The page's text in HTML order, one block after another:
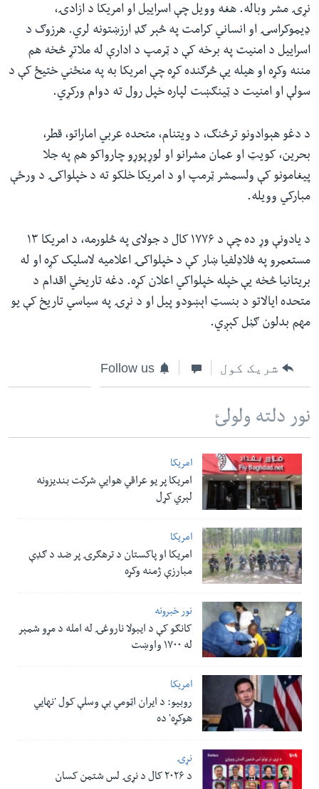
نړۍ مشر وباله. هغه وویل چې اسراییل او امریکا د ازادۍ،
ډیموکراسۍ او انساني کرامت په څېر ګډ ارزښتونه لري. هرزوګ د
اسراییل د امنیت په برخه کې د ټرمپ د ادارې له ملاتړ څخه هم
مننه وکړه او هیله یې څرګنده کړه چې امریکا به په منځني ختیځ کې د
سولې او امنیت د ټینګښت لپاره خپل رول ته دوام ورکړي.
د دغو هېوادونو ترڅنګ، د ویتنام، متحده عربي اماراتو، قطر،
بحرین، کویټ او عمان مشرانو او لوړپوړو چارواکو هم په جلا
پیغامونو کې ولسمشر ټرمپ او د امریکا خلکو ته د خپلواکۍ د ورځې
مبارکي وویله.
د یادونې وړ ده چې د ۱۷۷۶ کال د جولای په څلورمه، د امریکا ۱۳
مستعمرو په فلاډلفیا ښار کې د خپلواکۍ اعلامیه لاسلیک کړه او له
بریتانیا څخه یې خپله خپلواکي اعلان کړه. دغه تاریخي اقدام د
متحده ایالاتو د بنسټ اېښودو پیل او د نړۍ په سیاسي تاریخ کې یو
مهم بدلون ګڼل کېږي.
شریک کول Follow us
نور دلته ولولئ
امریکا
امریکا پر یو عراقي هوایي شرکت بندیزونه
لېري کړل
امریکا
امریکا او پاکستان د ترهګرۍ پر ضد د ګډې
مبارزې ژمنه وکړه
نور خبرونه
کانګو کې د ایبولا ناروغۍ له امله د مړو شمېر
له ۱۷۰۰ واوښت
امریکا
روبیو: د ایران اټومي بې وسلې کول 'نهايي
هوکړه' ده
نړۍ
د ۲۰۲۶ کال د نړۍ لس شتمن کسان